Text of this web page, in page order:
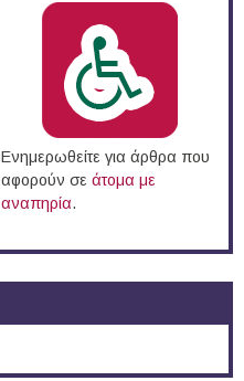
Ενημερωθείτε για άρθρα που
αφορούν σε άτομα με
αναπηρία.